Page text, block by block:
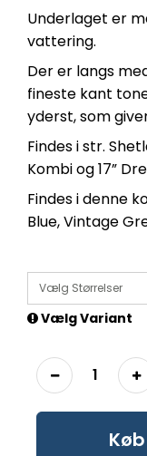
Underlaget er
vattering.
Der er langs
fineste kant
yderst, som
Findes i str.
Kombi og 17”
Findes i denne
Blue, Vintage
Vælg Størrelser
Vælg Variant
Køb